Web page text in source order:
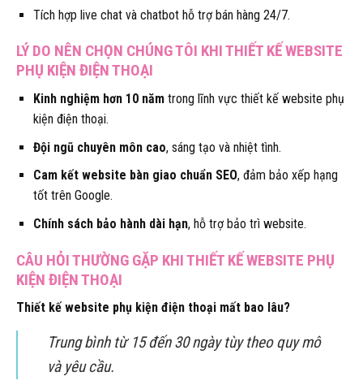
Tích hợp live chat và chatbot hỗ trợ bán hàng 24/7.
LÝ DO NÊN CHỌN CHÚNG TÔI KHI THIẾT KẾ WEBSITE
PHỤ KIỆN ĐIỆN THOẠI
Kinh nghiệm hơn 10 nămtrong lĩnh vực thiết kế website phụ
kiện điện thoại.
Đội ngũ chuyên môn cao, sáng tạo và nhiệt tình.
Cam kết website bàn giao chuẩn SEO, đảm bảo xếp hạng
tốt trên Google.
Chính sách bảo hành dài hạn, hỗ trợ bảo trì website.
CÂU HỎI THƯỜNG GẶP KHI THIẾT KẾ WEBSITE PHỤ
KIỆN ĐIỆN THOẠI
Thiết kế website phụ kiện điện thoại mất bao lâu?
Trung bình từ 15 đến 30 ngày tùy theo quy mô
và yêu cầu.